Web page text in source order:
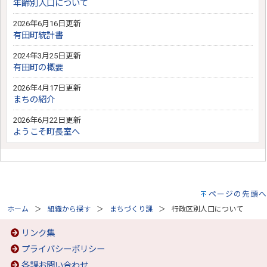
年齢別人口について
2026年6月16日更新
有田町統計書
2024年3月25日更新
有田町の概要
2026年4月17日更新
まちの紹介
2026年6月22日更新
ようこそ町長室へ
ページの先頭へ
ホーム 組織から探す まちづくり課 行政区別人口について
リンク集
プライバシーポリシー